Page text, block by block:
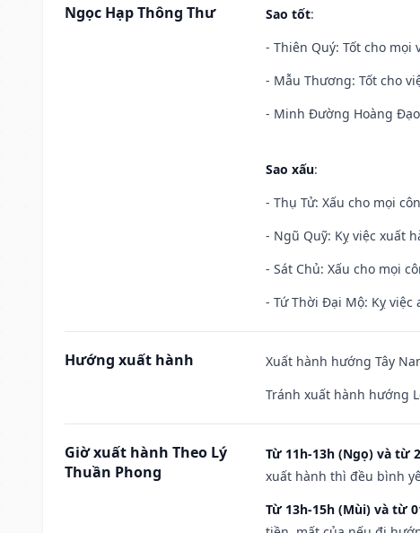
Ngọc Hạp Thông Thư Sao tốt:
- Thiên Quý: Tốt cho mọi
- Mẫu Thương: Tốt cho
- Minh Đường Hoàng
Sao xấu:
- Thụ Tử: Xấu cho mọi
- Ngũ Quỹ: Kỵ việc xuất
- Sát Chủ: Xấu cho mọi
- Tứ Thời Đại Mộ: Kỵ việc
Hướng xuất hành
Xuất hành hướng Tây
Tránh xuất hành hướng
Giờ xuất hành Theo Lý
Thuần Phong
Từ 11h-13h (Ngọ) và từ
xuất hành thì đều bình
Từ 13h-15h (Mùi) và từ